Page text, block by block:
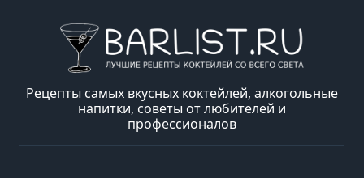
Рецепты самых вкусных коктейлей, алкогольные
напитки, советы от любителей и
профессионалов